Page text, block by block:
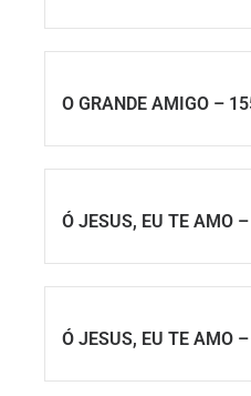
O GRANDE AMIGO –
Ó JESUS, EU TE AMO
Ó JESUS, EU TE AMO